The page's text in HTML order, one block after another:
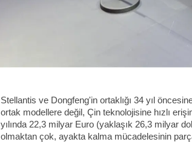
Stellantis ve Dongfeng'in ortaklığı 34 yıl
ortak modellere değil, Çin teknolojisine hızlı
yılında 22,3 milyar Euro (yaklaşık 26,3 milyar
olmaktan çok, ayakta kalma mücadelesinin